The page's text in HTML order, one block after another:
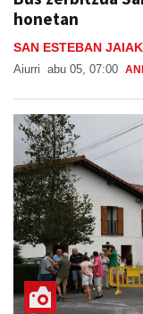
honetan
SAN ESTEBAN
Aiurri abu 05, 07:00